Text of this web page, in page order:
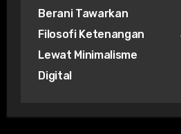
Berani Tawarkan
Filosofi Ketenangan
Lewat Minimalisme
Digital